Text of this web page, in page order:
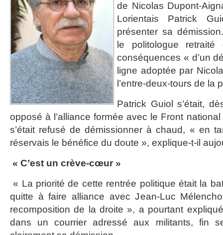
de Nicolas Dupont-
Lorientais Patrick
présenter sa
le politologue
conséquences « d’un
ligne adoptée par
l’entre-deux-tours de la
Patrick Guiol s’était,
opposé à l’alliance formée avec le Front
s’était refusé de démissionner à chaud, « en
réservais le bénéfice du doute », explique-t-il
« C’est un crève-cœur »
« La priorité de cette rentrée politique était la
quitte à faire alliance avec Jean-Luc
recomposition de la droite », a pourtant
dans un courrier adressé aux militants, fin